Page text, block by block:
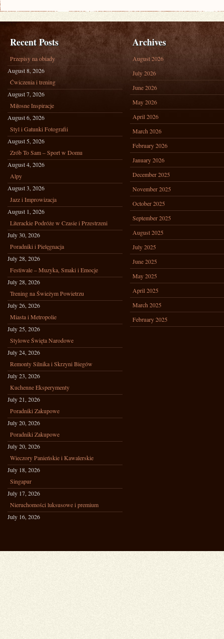
Recent Posts
Przepisy na obiady
August 8, 2026
Ćwiczenia i trening
August 7, 2026
Miłosne Inspiracje
August 6, 2026
Styl i Gatunki Fotografii
August 5, 2026
Zrób To Sam – Sport w Domu
August 4, 2026
Alpy
August 3, 2026
Jazz i Improwizacja
August 1, 2026
Literackie Podróże w Czasie i Przestrzeni
July 30, 2026
Poradniki i Pielęgnacja
July 28, 2026
Festiwale – Muzyka, Smaki i Emocje
July 28, 2026
Trening na Świeżym Powietrzu
July 26, 2026
Miasta i Metropolie
July 25, 2026
Stylowe Święta Narodowe
July 24, 2026
Remonty Silnika i Skrzyni Biegów
July 23, 2026
Kuchenne Eksperymenty
July 21, 2026
Poradniki Zakupowe
July 20, 2026
Poradniki Zakupowe
July 20, 2026
Wieczory Panieńskie i Kawalerskie
July 18, 2026
Singapur
July 17, 2026
Nieruchomości luksusowe i premium
July 16, 2026
Archives
August 2026
July 2026
June 2026
May 2026
April 2026
March 2026
February 2026
January 2026
December 2025
November 2025
October 2025
September 2025
August 2025
July 2025
June 2025
May 2025
April 2025
March 2025
February 2025